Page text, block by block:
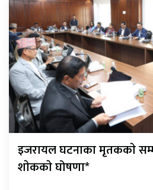
इजरायल घटनाका मृतककाे
शाेककाे घोषणा*